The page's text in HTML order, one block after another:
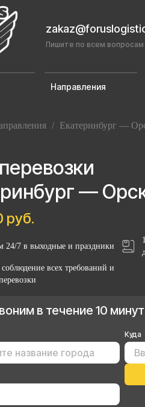
Пишите по всем вопросам
Направления
/ Екатеринбург —
—
руб.
24/7 в выходные и праздники
соблюдение всех требований и
в течение 10 минут
Куда